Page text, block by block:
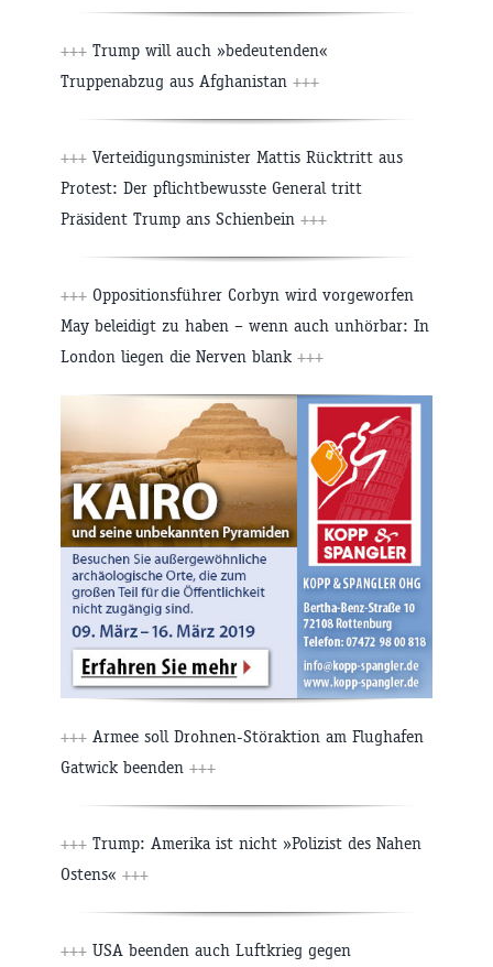
+++ Trump will auch »bedeutenden«
Truppenabzug aus Afghanistan +++
+++ Verteidigungsminister Mattis Rücktritt aus
Protest: Der pflichtbewusste General tritt
Präsident Trump ans Schienbein +++
+++ Oppositionsführer Corbyn wird vorgeworfen
May beleidigt zu haben – wenn auch unhörbar: In
London liegen die Nerven blank +++
+++ Armee soll Drohnen-Störaktion am Flughafen
Gatwick beenden +++
+++ Trump: Amerika ist nicht »Polizist des Nahen
Ostens« +++
+++ USA beenden auch Luftkrieg gegen